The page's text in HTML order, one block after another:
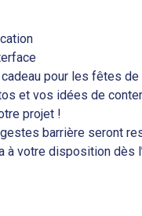
pour les fêtes de
et vos idées de
projet !
barrière seront
votre disposition dès